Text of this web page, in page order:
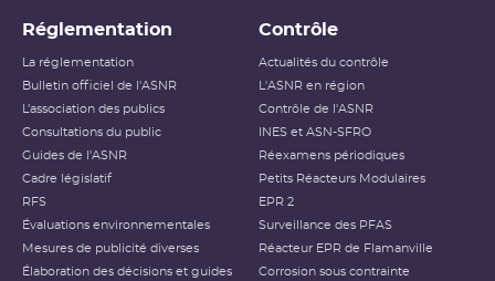
Réglementation
La réglementation
Bulletin officiel de l'ASNR
L’association des publics
Consultations du public
Guides de l'ASNR
Cadre législatif
RFS
Évaluations environnementales
Mesures de publicité diverses
Élaboration des décisions et guides
Contrôle
Actualités du contrôle
L'ASNR en région
Contrôle de l'ASNR
INES et ASN-SFRO
Réexamens périodiques
Petits Réacteurs Modulaires
EPR 2
Surveillance des PFAS
Réacteur EPR de Flamanville
Corrosion sous contrainte